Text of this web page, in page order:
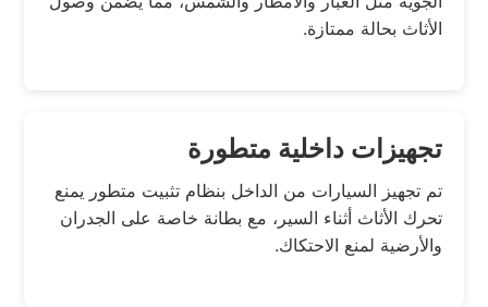
الأثاث بحالة ممتازة.
تجهيزات داخلية متطورة
تم تجهيز السيارات من الداخل بنظام تثبيت متطور يمنع
تحرك الأثاث أثناء السير، مع بطانة خاصة على الجدران
والأرضية لمنع الاحتكاك.